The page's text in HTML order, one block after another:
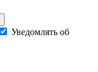
Уведомлять об